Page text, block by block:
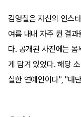
김영철은 자신의 인스
여름 내내 자주 뛴 결
다. 공개된 사진에는
게 담겨 있었다. 해당
실한 연예인이다", "대